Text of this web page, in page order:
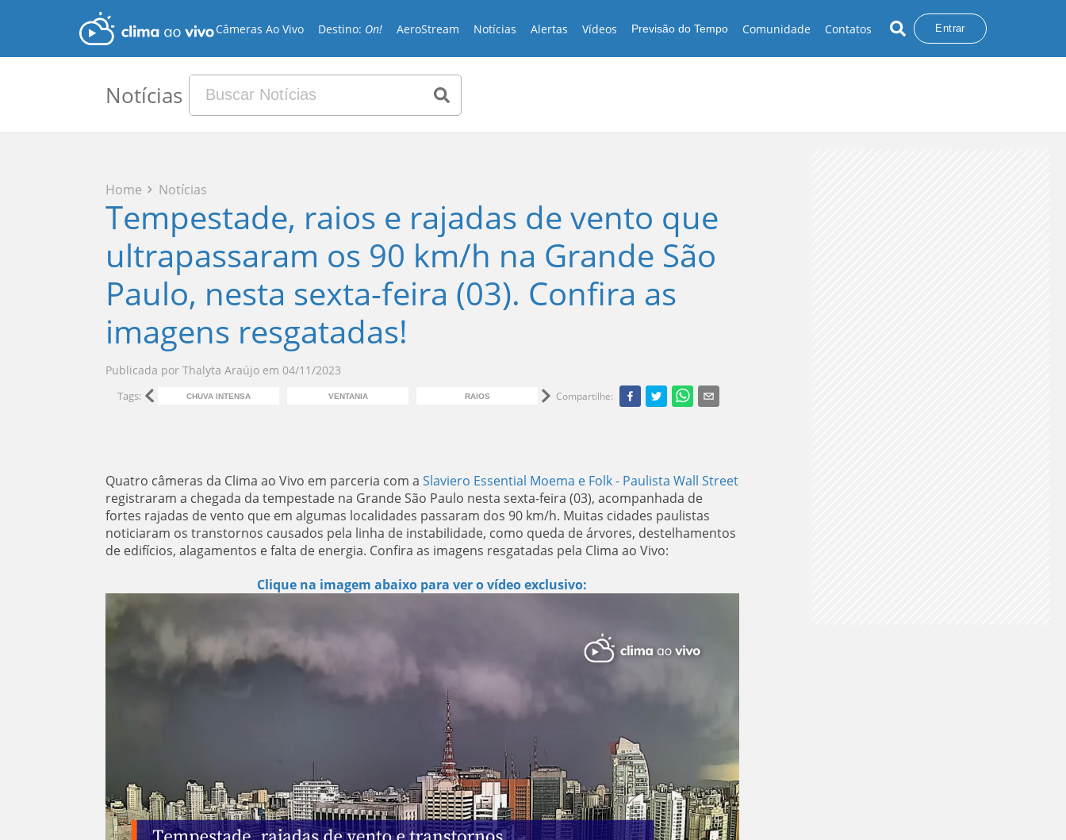
Câmeras Ao Vivo Destino: On! AeroStream Notícias Alertas Vídeos Previsão do Tempo Comunidade Contatos Entrar
Notícias
Home Notícias
Tempestade, raios e rajadas de vento que
ultrapassaram os 90 km/h na Grande São
Paulo, nesta sexta-feira (03). Confira as
imagens resgatadas!
Publicada por Thalyta Araújo em 04/11/2023
Tags: CHUVA INTENSA VENTANIA RAIOS CHUVA EM SÃO PAULO CHUVA NO SUDESTE
Compartilhe:
Quatro câmeras da Clima ao Vivo em parceria com a Slaviero Essential Moema e Folk - Paulista Wall Street
registraram a chegada da tempestade na Grande São Paulo nesta sexta-feira (03), acompanhada de
fortes rajadas de vento que em algumas localidades passaram dos 90 km/h. Muitas cidades paulistas
noticiaram os transtornos causados pela linha de instabilidade, como queda de árvores, destelhamentos
de edifícios, alagamentos e falta de energia. Confira as imagens resgatadas pela Clima ao Vivo:
Clique na imagem abaixo para ver o vídeo exclusivo: